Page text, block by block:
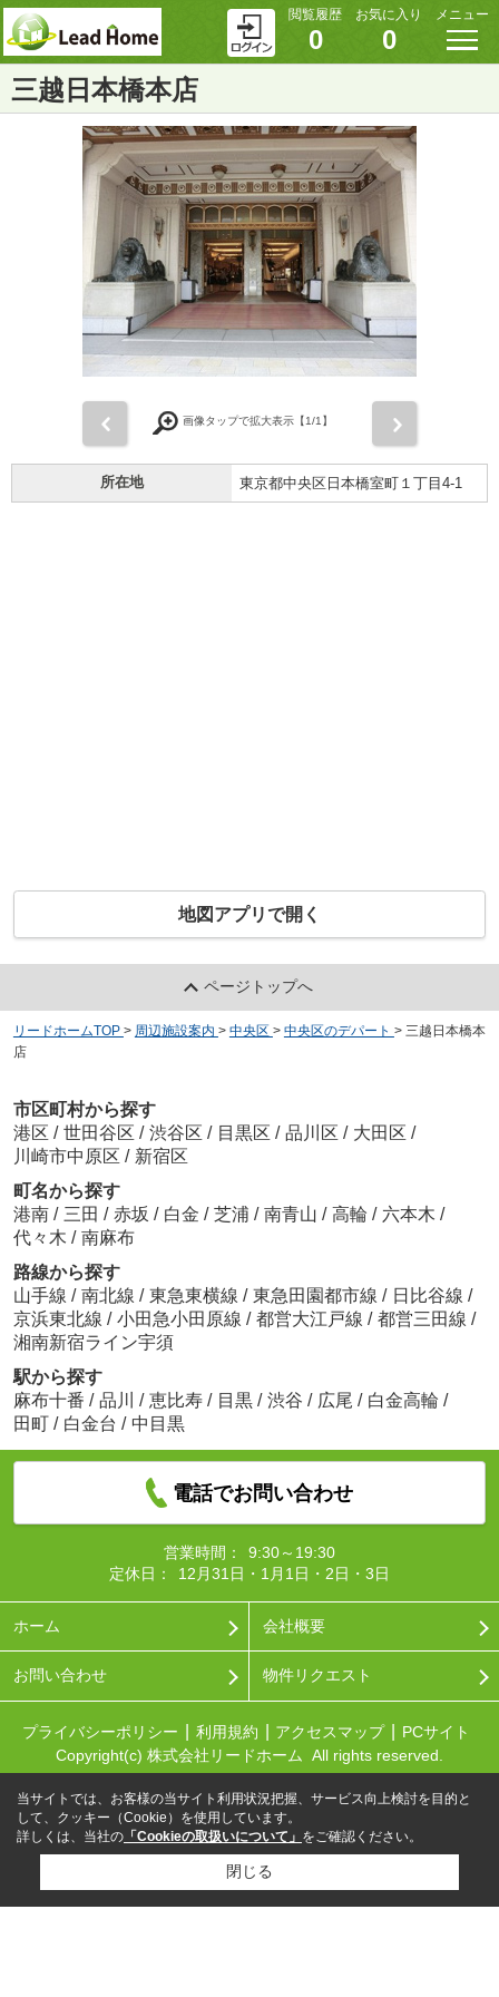
閲覧履歴
0
お気に入り
0
メニュー
三越日本橋本店
画像タップで拡大表示【1/1】
所在地 東京都中央区日本橋室町１丁目4-1
地図アプリで開く
ページトップへ
リードホームTOP > 周辺施設案内 > 中央区 > 中央区のデパート > 三越日本橋本
店
市区町村から探す
港区 / 世田谷区 / 渋谷区 / 目黒区 / 品川区 / 大田区 /
川崎市中原区 / 新宿区
町名から探す
港南 / 三田 / 赤坂 / 白金 / 芝浦 / 南青山 / 高輪 / 六本木 /
代々木 / 南麻布
路線から探す
山手線 / 南北線 / 東急東横線 / 東急田園都市線 / 日比谷線 /
京浜東北線 / 小田急小田原線 / 都営大江戸線 / 都営三田線 /
湘南新宿ライン宇須
駅から探す
麻布十番 / 品川 / 恵比寿 / 目黒 / 渋谷 / 広尾 / 白金高輪 /
田町 / 白金台 / 中目黒
電話でお問い合わせ
営業時間：
9:30～19:30
定休日：
12月31日・1月1日・2日・3日
ホーム 会社概要
お問い合わせ 物件リクエスト
プライバシーポリシー 利用規約 アクセスマップ
PCサイト
Copyright(c) 株式会社リードホーム All rights reserved.
当サイトでは、お客様の当サイト利用状況把握、サービス向上検討を目的と
して、クッキー（Cookie）を使用しています。
詳しくは、当社の 「Cookieの取扱いについて」 をご確認ください。
閉じる